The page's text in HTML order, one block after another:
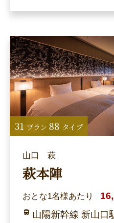
山口 萩
萩本陣
おとな1名様あたり
山陽新幹線 新山口
31 プラン 88 タイプ